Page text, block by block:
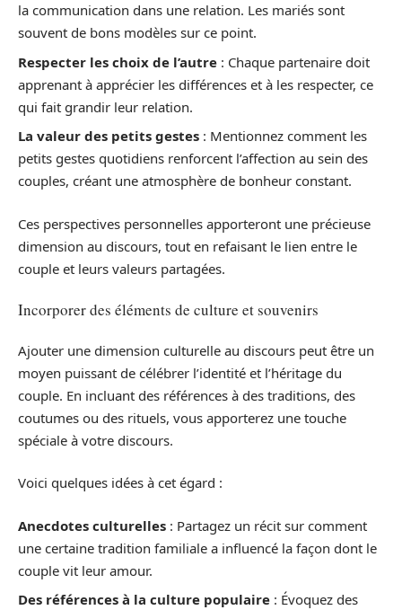
la communication dans une relation. Les mariés sont
souvent de bons modèles sur ce point.
Respecter les choix de l’autre : Chaque partenaire doit
apprenant à apprécier les différences et à les respecter, ce
qui fait grandir leur relation.
La valeur des petits gestes : Mentionnez comment les
petits gestes quotidiens renforcent l’affection au sein des
couples, créant une atmosphère de bonheur constant.
Ces perspectives personnelles apporteront une précieuse
dimension au discours, tout en refaisant le lien entre le
couple et leurs valeurs partagées.
Incorporer des éléments de culture et souvenirs
Ajouter une dimension culturelle au discours peut être un
moyen puissant de célébrer l’identité et l’héritage du
couple. En incluant des références à des traditions, des
coutumes ou des rituels, vous apporterez une touche
spéciale à votre discours.
Voici quelques idées à cet égard :
Anecdotes culturelles : Partagez un récit sur comment
une certaine tradition familiale a influencé la façon dont le
couple vit leur amour.
Des références à la culture populaire : Évoquez des